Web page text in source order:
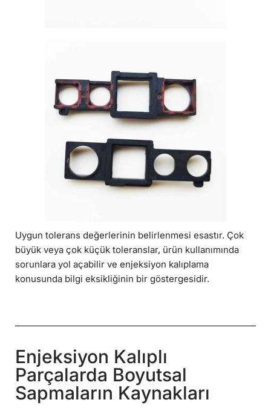
Uygun tolerans değerlerinin belirlenmesi esastır. Çok
büyük veya çok küçük toleranslar, ürün kullanımında
sorunlara yol açabilir ve enjeksiyon kalıplama
konusunda bilgi eksikliğinin bir göstergesidir.
Enjeksiyon Kalıplı
Parçalarda Boyutsal
Sapmaların Kaynakları